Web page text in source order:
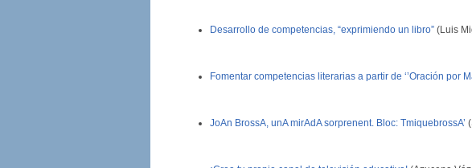
Desarrollo de competencias, “exprimiendo un libro”(Luis
Fomentar competencias literarias a partir de ‘’Oración por
JoAn BrossA, unA mirAdA sorprenent. Bloc: TmiquebrossA’